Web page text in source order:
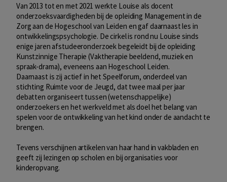
Van 2013 tot en met 2021 werkte Louise als docent
onderzoeksvaardigheden bij de opleiding Management in de
Zorg aan de Hogeschool van Leiden en gaf daarnaast les in
ontwikkelingspsychologie. De cirkel is rond nu Louise sinds
enige jaren afstudeeronderzoek begeleidt bij de opleiding
Kunstzinnige Therapie (Vaktherapie beeldend, muziek en
spraak-drama), eveneens aan Hogeschool Leiden.
Daarnaast is zij actief in het Speelforum, onderdeel van
stichting Ruimte voor de Jeugd, dat twee maal per jaar
debatten organiseert tussen (wetenschappelijke)
onderzoekers en het werkveld met als doel het belang van
spelen voor de ontwikkeling van het kind onder de aandacht te
brengen.
Tevens verschijnen artikelen van haar hand in vakbladen en
geeft zij lezingen op scholen en bij organisaties voor
kinderopvang.